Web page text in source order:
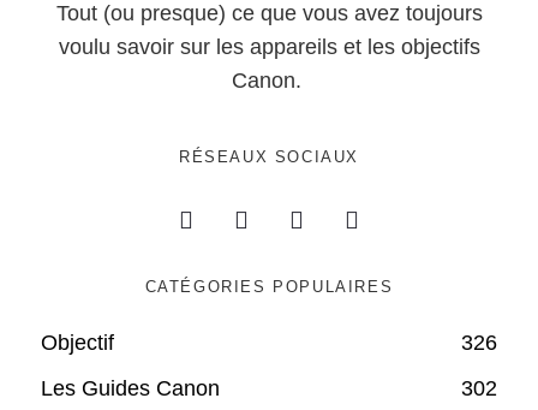
Tout (ou presque) ce que vous avez toujours
voulu savoir sur les appareils et les objectifs
Canon.
RÉSEAUX SOCIAUX
CATÉGORIES POPULAIRES
Objectif
326
Les Guides Canon
302